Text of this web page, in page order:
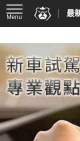
Menu 最